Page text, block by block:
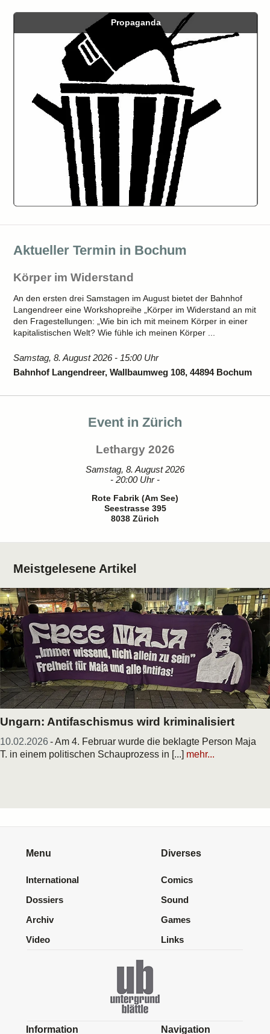
Propaganda
Aktueller Termin in Bochum
Körper im Widerstand
An den ersten drei Samstagen im August bietet der Bahnhof
Langendreer eine Workshopreihe „Körper im Widerstand an mit
den Fragestellungen: „Wie bin ich mit meinem Körper in einer
kapitalistischen Welt? Wie fühle ich meinen Körper ...
Samstag, 8. August 2026 - 15:00 Uhr
Bahnhof Langendreer, Wallbaumweg 108, 44894 Bochum
Event in Zürich
Lethargy 2026
Samstag, 8. August 2026
- 20:00 Uhr -
Rote Fabrik (Am See)
Seestrasse 395
8038 Zürich
Meistgelesene Artikel
Ungarn: Antifaschismus wird kriminalisiert
10.02.2026 - Am 4. Februar wurde die beklagte Person Maja
T. in einem politischen Schauprozess in [...] mehr...
Menu
International
Dossiers
Archiv
Video
Diverses
Comics
Sound
Games
Links
Information Navigation